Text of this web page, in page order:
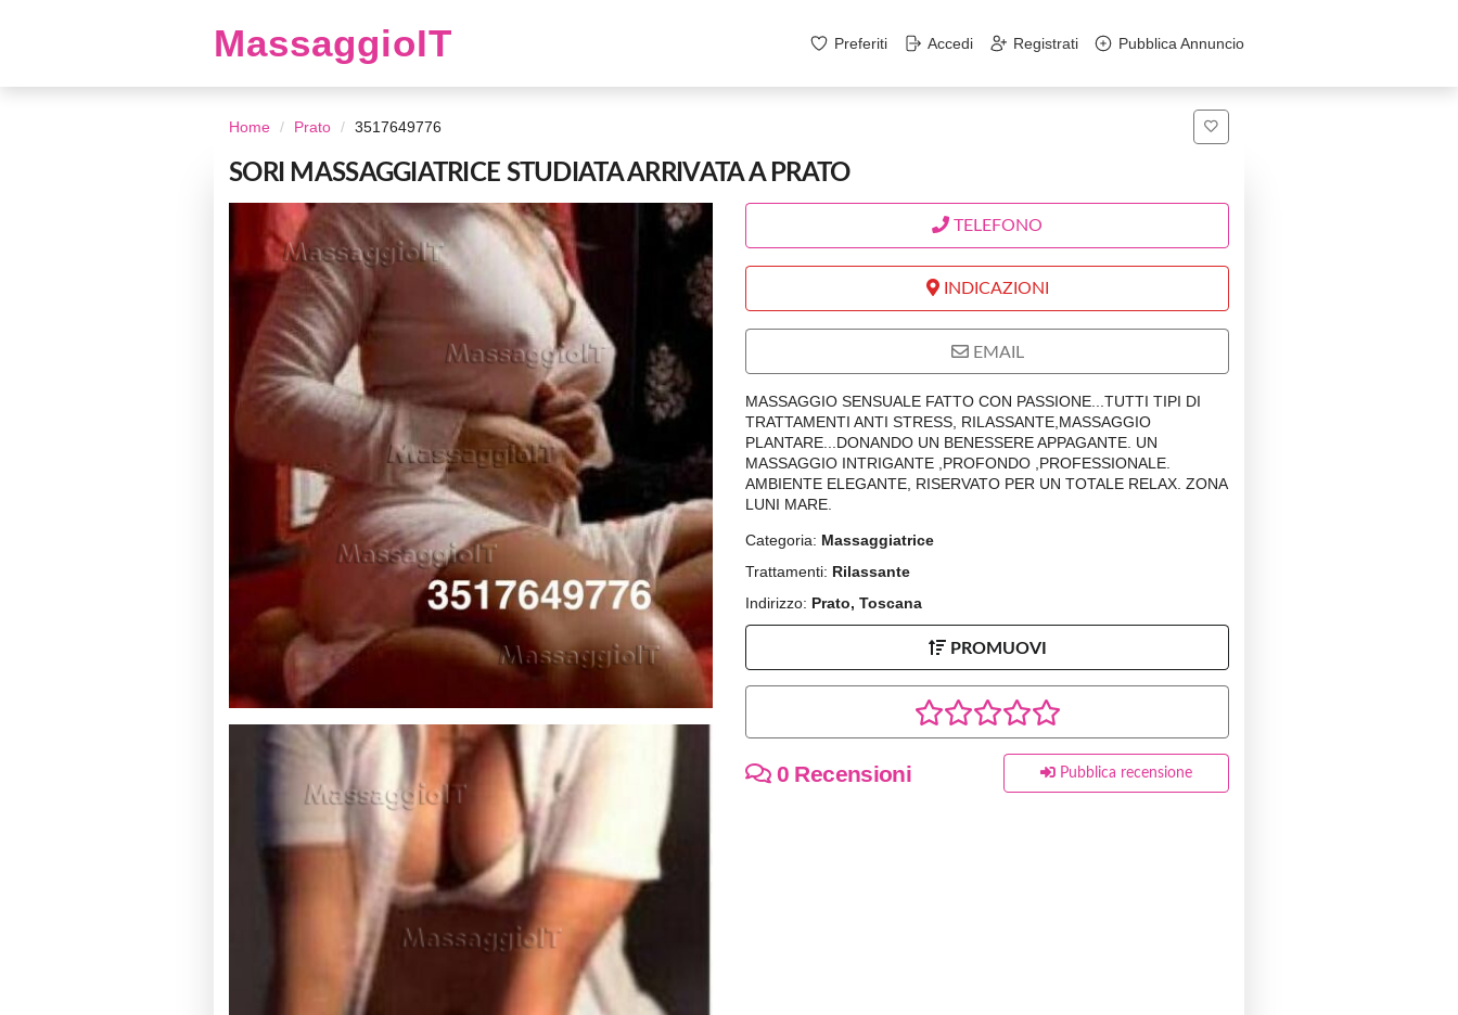
MassaggioIT Preferiti Accedi Registrati Pubblica Annuncio
Home Prato 3517649776
SORI MASSAGGIATRICE STUDIATA ARRIVATA A PRATO
TELEFONO
INDICAZIONI
EMAIL
MASSAGGIO SENSUALE FATTO CON PASSIONE...TUTTI TIPI DI
TRATTAMENTI ANTI STRESS, RILASSANTE,MASSAGGIO
PLANTARE...DONANDO UN BENESSERE APPAGANTE. UN
MASSAGGIO INTRIGANTE ,PROFONDO ,PROFESSIONALE.
AMBIENTE ELEGANTE, RISERVATO PER UN TOTALE RELAX. ZONA
LUNI MARE.
Categoria: Massaggiatrice
Trattamenti: Rilassante
Indirizzo: Prato, Toscana
PROMUOVI
0 Recensioni Pubblica recensione